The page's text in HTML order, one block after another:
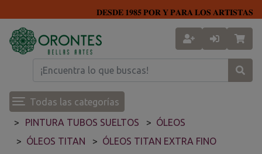
𝐃𝐄𝐒𝐃𝐄 𝟏𝟗𝟖𝟓 𝐏𝐎𝐑 𝐘 𝐏𝐀𝐑𝐀 𝐋𝐎𝐒 𝐀𝐑𝐓𝐈𝐒𝐓𝐀𝐒
Todas las categorías
PINTURA TUBOS SUELTOS
ÓLEOS
ÓLEOS TITAN
ÓLEOS TITAN EXTRA FINO